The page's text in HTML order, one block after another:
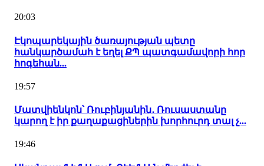
20:03
Էկոպարեկային ծառայության պետը
հանկարծամահ է եղել ՔՊ պատգամավորի հոր
հոգեհան...
19:57
Մատվիենկոն՝ Ռուբինյանին․ Ռուսաստանը
կարող է իր քաղաքացիներին խորհուրդ տալ չ...
19:46